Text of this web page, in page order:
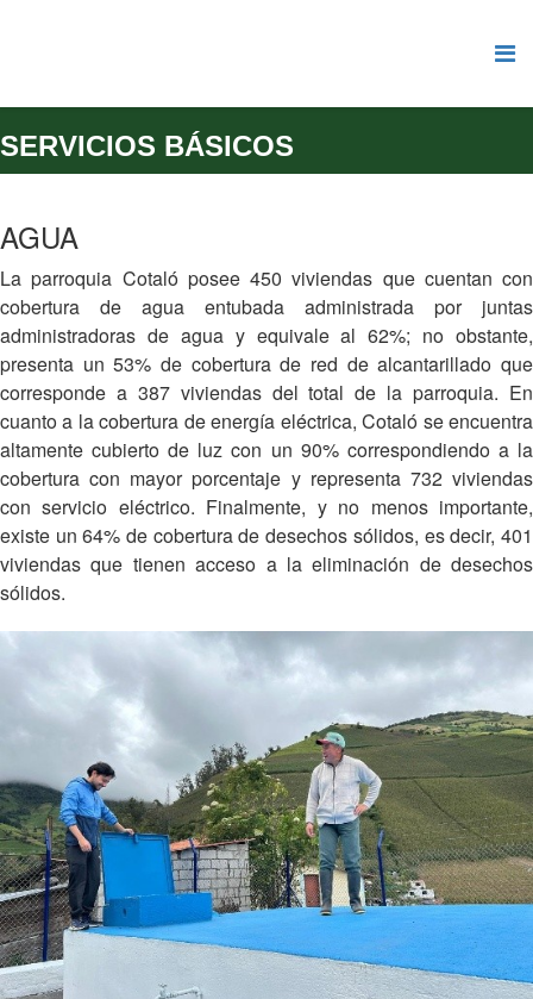
SERVICIOS BÁSICOS
AGUA
La parroquia Cotaló posee 450 viviendas que cuentan con
cobertura de agua entubada administrada por juntas
administradoras de agua y equivale al 62%; no obstante,
presenta un 53% de cobertura de red de alcantarillado que
corresponde a 387 viviendas del total de la parroquia. En
cuanto a la cobertura de energía eléctrica, Cotaló se encuentra
altamente cubierto de luz con un 90% correspondiendo a la
cobertura con mayor porcentaje y representa 732 viviendas
con servicio eléctrico. Finalmente, y no menos importante,
existe un 64% de cobertura de desechos sólidos, es decir, 401
viviendas que tienen acceso a la eliminación de desechos
sólidos.